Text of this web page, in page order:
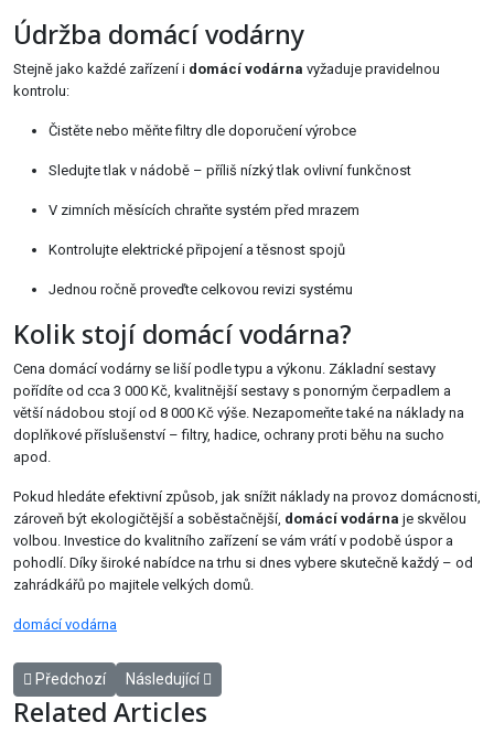
Údržba domácí vodárny
Stejně jako každé zařízení i domácí vodárna vyžaduje pravidelnou
kontrolu:
Čistěte nebo měňte filtry dle doporučení výrobce
Sledujte tlak v nádobě – příliš nízký tlak ovlivní funkčnost
V zimních měsících chraňte systém před mrazem
Kontrolujte elektrické připojení a těsnost spojů
Jednou ročně proveďte celkovou revizi systému
Kolik stojí domácí vodárna?
Cena domácí vodárny se liší podle typu a výkonu. Základní sestavy
pořídíte od cca 3 000 Kč, kvalitnější sestavy s ponorným čerpadlem a
větší nádobou stojí od 8 000 Kč výše. Nezapomeňte také na náklady na
doplňkové příslušenství – filtry, hadice, ochrany proti běhu na sucho
apod.
Pokud hledáte efektivní způsob, jak snížit náklady na provoz domácnosti,
zároveň být ekologičtější a soběstačnější, domácí vodárna je skvělou
volbou. Investice do kvalitního zařízení se vám vrátí v podobě úspor a
pohodlí. Díky široké nabídce na trhu si dnes vybere skutečně každý – od
zahrádkářů po majitele velkých domů.
domácí vodárna
Předchozí článek: Nákup zpětných odkazů levně: Jak získat kvalitní
Předchozí Další článek: Omni Cook: Levnější chytrý hrnec jako
Následující
Related Articles